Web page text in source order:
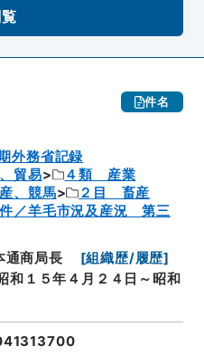
件名
外務省記録
貿易
４類 産業
、競馬
２目 畜産
／羊毛市況及産況 第三
通商局長 [組織歴/履歴]
和１５年４月２４日～昭和